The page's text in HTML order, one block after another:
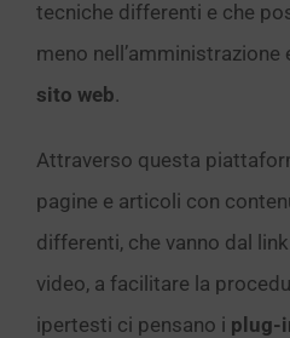
tecniche differenti e che
meno nell’amministrazione
sito web.
Attraverso questa
pagine e articoli con
differenti, che vanno dal
video, a facilitare la
ipertesti ci pensano i plug-